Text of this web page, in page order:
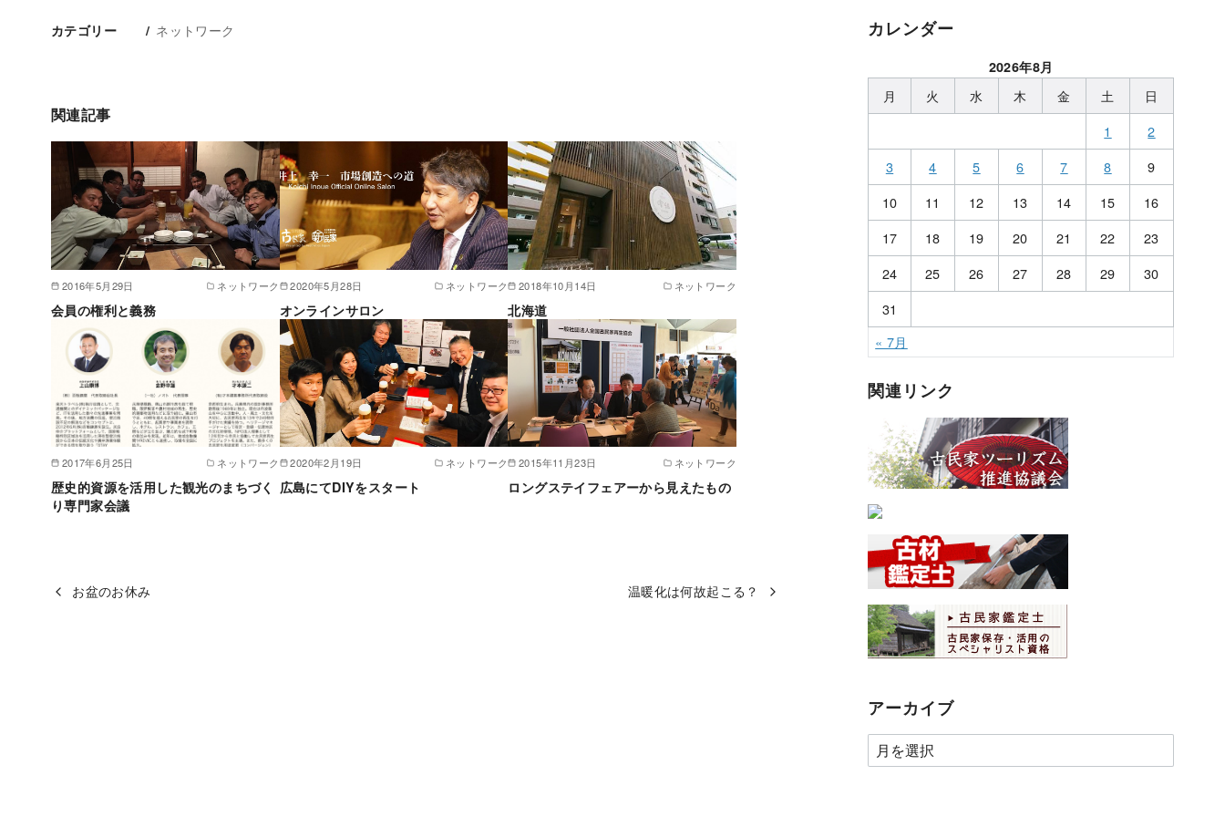
カテゴリー ネットワーク
関連記事
2016年5月29日 ネットワーク
会員の権利と義務
2020年5月28日 ネットワーク
オンラインサロン
2018年10月14日 ネットワーク
北海道
2017年6月25日 ネットワーク
歴史的資源を活用した観光のまちづく
り専門家会議
2020年2月19日 ネットワーク
広島にてDIYをスタート
2015年11月23日 ネットワーク
ロングステイフェアーから見えたもの
お盆のお休み 温暖化は何故起こる？
カレンダー
2026年8月
月 火 水 木 金 土
日
1
2
3
4 5 6 7 8
9
10
11 12 13 14 15
16
17
18 19 20 21 22
23
24
25 26 27 28 29
30
31
« 7月
関連リンク
アーカイブ
ア
ー